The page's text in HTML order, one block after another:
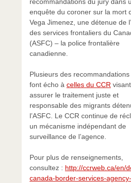
recommandations du jury dans
enquête du coroner sur la mort
Vega Jimenez, une détenue de
des services frontaliers du
(ASFC) – la police frontalière
canadienne.
Plusieurs des
font écho à celles du CCR
assurer le traitement juste et
responsable des migrants
l’ASFC. Le CCR continue de
un mécanisme indépendant de
surveillance de l’agence.
Pour plus de renseignements,
consultez : http://ccrweb.ca/en/
canada-border-services-